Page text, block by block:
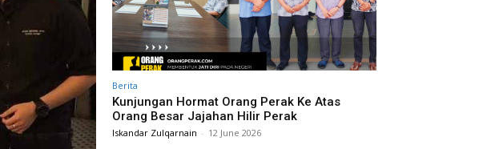
Berita
Kunjungan Hormat Orang Perak Ke Atas
Orang Besar Jajahan Hilir Perak
Iskandar Zulqarnain - 12 June 2026